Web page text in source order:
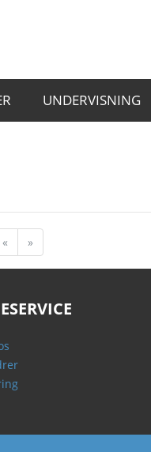
UNDERVISNING
« »